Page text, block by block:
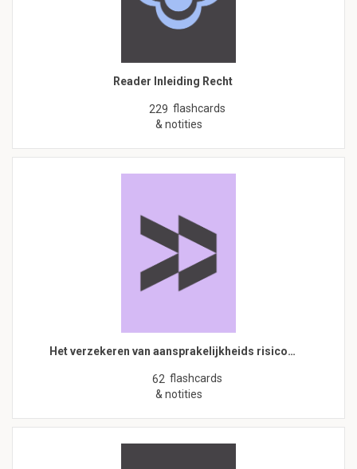
Reader Inleiding Recht
229 flashcards
& notities
Het verzekeren van aansprakelijkheids risico…
62 flashcards
& notities